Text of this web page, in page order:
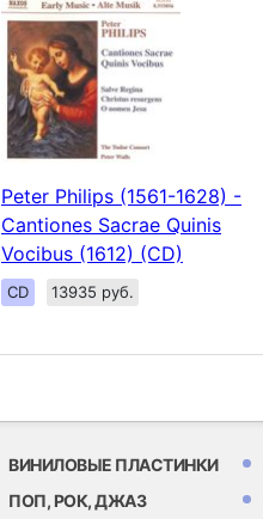
Peter Philips (1561-1628) -
Cantiones Sacrae Quinis
Vocibus (1612) (CD)
CD 13935 руб.
ВИНИЛОВЫЕ ПЛАСТИНКИ
ПОП, РОК, ДЖАЗ